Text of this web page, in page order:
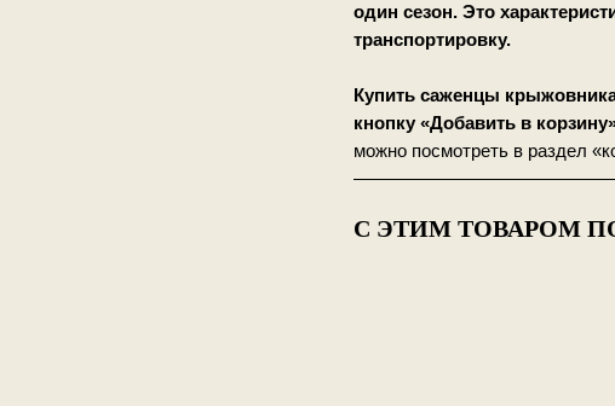
один сезон. Это
транспортировку.
Купить саженцы
кнопку «Добавить в
можно посмотреть в раздел
С ЭТИМ ТОВАРОМ